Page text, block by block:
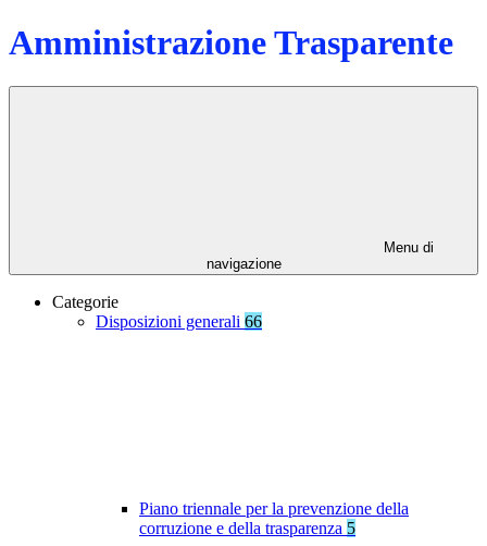
Amministrazione Trasparente
Menu di
navigazione
Categorie
Disposizioni generali 66
Piano triennale per la prevenzione della
corruzione e della trasparenza 5